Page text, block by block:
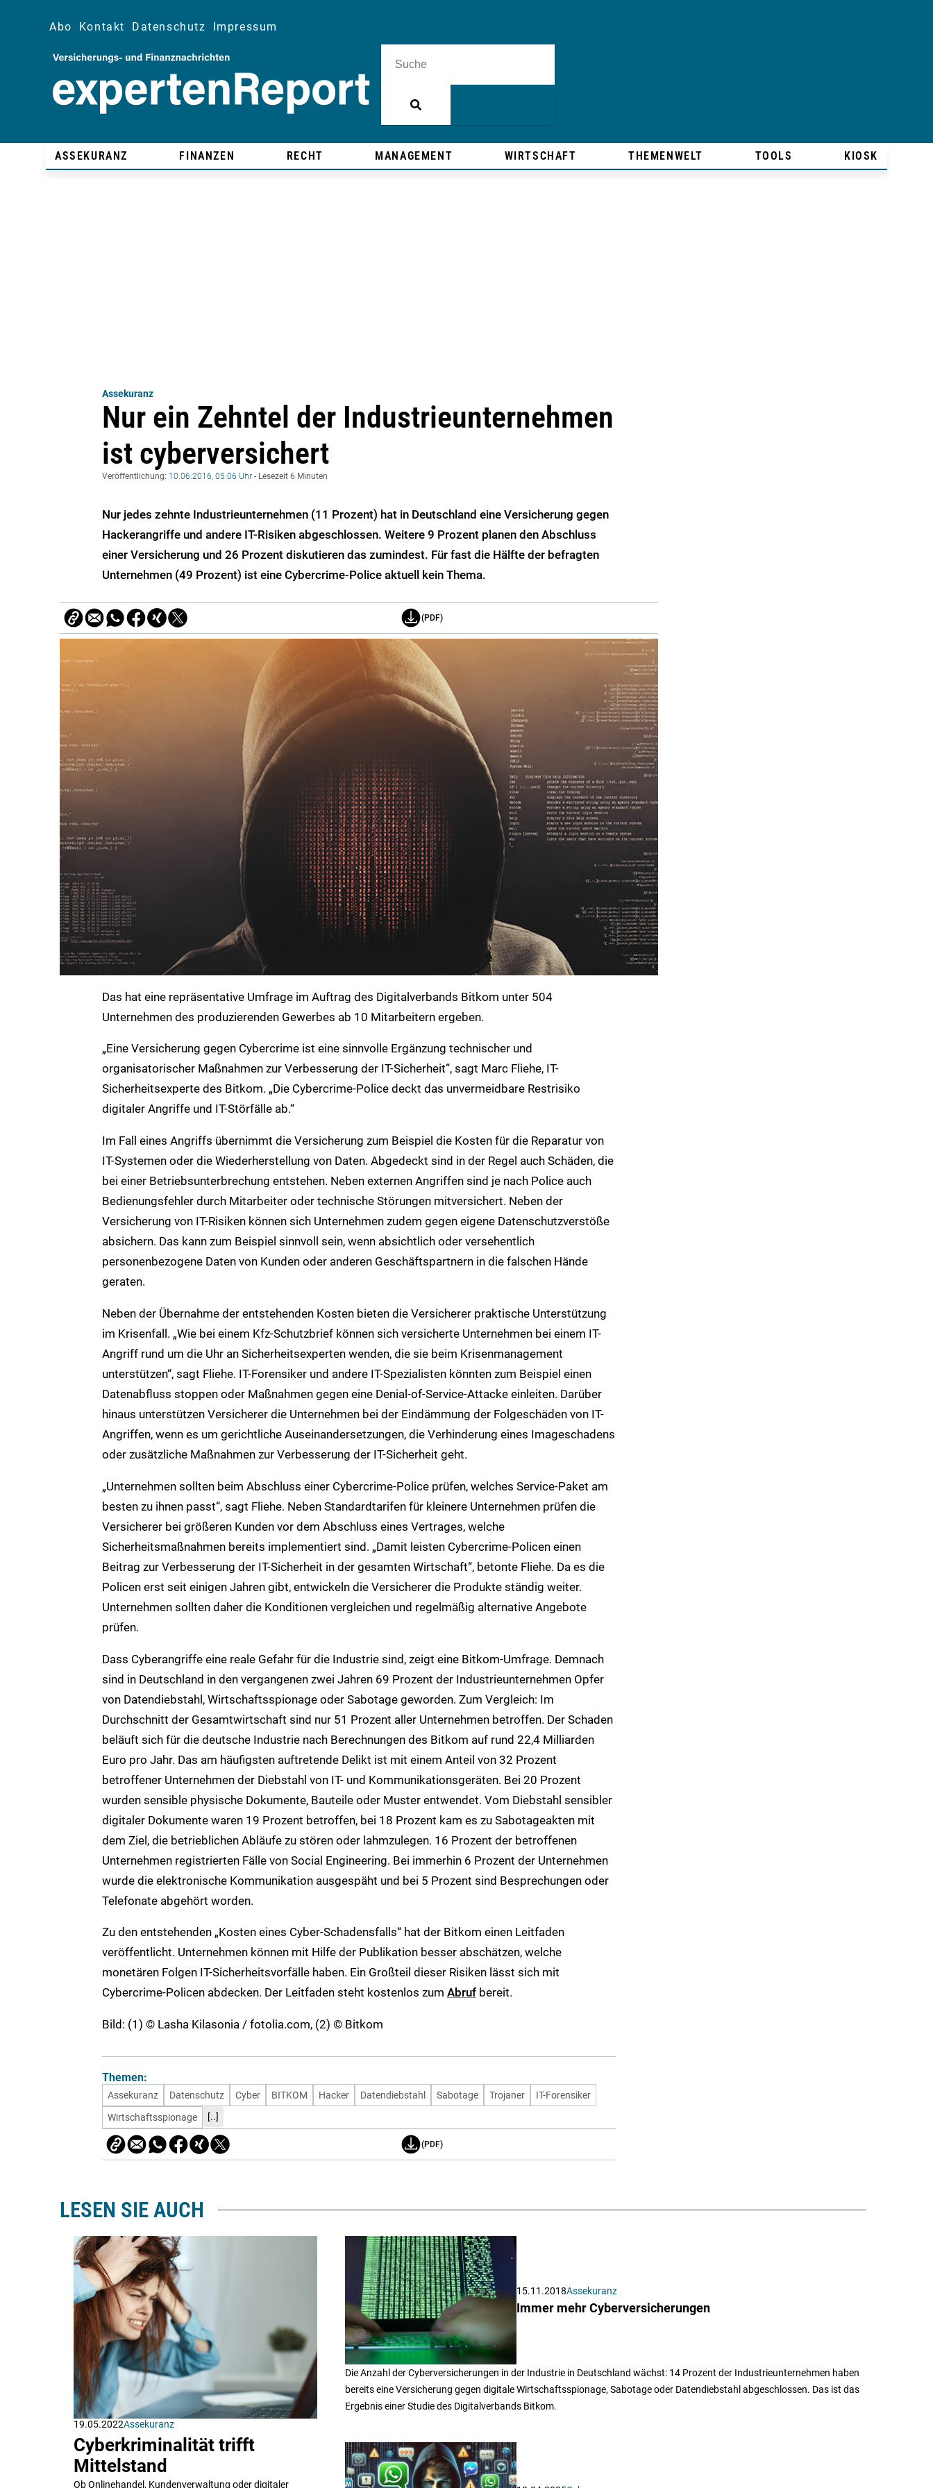
Abo Kontakt Datenschutz Impressum
ASSEKURANZ FINANZEN RECHT MANAGEMENT WIRTSCHAFT THEMENWELT TOOLS KIOSK
Assekuranz
Nur ein Zehntel der Industrieunternehmen
ist cyberversichert
Veröffentlichung: 10.06.2016, 05:06 Uhr - Lesezeit 6 Minuten
Nur jedes zehnte Industrieunternehmen (11 Prozent) hat in Deutschland eine Versicherung gegen
Hackerangriffe und andere IT-Risiken abgeschlossen. Weitere 9 Prozent planen den Abschluss
einer Versicherung und 26 Prozent diskutieren das zumindest. Für fast die Hälfte der befragten
Unternehmen (49 Prozent) ist eine Cybercrime-Police aktuell kein Thema.
(PDF)
Das hat eine repräsentative Umfrage im Auftrag des Digitalverbands Bitkom unter 504
Unternehmen des produzierenden Gewerbes ab 10 Mitarbeitern ergeben.
„Eine Versicherung gegen Cybercrime ist eine sinnvolle Ergänzung technischer und
organisatorischer Maßnahmen zur Verbesserung der IT-Sicherheit“, sagt Marc Fliehe, IT-
Sicherheitsexperte des Bitkom. „Die Cybercrime-Police deckt das unvermeidbare Restrisiko
digitaler Angriffe und IT-Störfälle ab.“
Im Fall eines Angriffs übernimmt die Versicherung zum Beispiel die Kosten für die Reparatur von
IT-Systemen oder die Wiederherstellung von Daten. Abgedeckt sind in der Regel auch Schäden, die
bei einer Betriebsunterbrechung entstehen. Neben externen Angriffen sind je nach Police auch
Bedienungsfehler durch Mitarbeiter oder technische Störungen mitversichert. Neben der
Versicherung von IT-Risiken können sich Unternehmen zudem gegen eigene Datenschutzverstöße
absichern. Das kann zum Beispiel sinnvoll sein, wenn absichtlich oder versehentlich
personenbezogene Daten von Kunden oder anderen Geschäftspartnern in die falschen Hände
geraten.
Neben der Übernahme der entstehenden Kosten bieten die Versicherer praktische Unterstützung
im Krisenfall. „Wie bei einem Kfz-Schutzbrief können sich versicherte Unternehmen bei einem IT-
Angriff rund um die Uhr an Sicherheitsexperten wenden, die sie beim Krisenmanagement
unterstützen“, sagt Fliehe. IT-Forensiker und andere IT-Spezialisten könnten zum Beispiel einen
Datenabfluss stoppen oder Maßnahmen gegen eine Denial-of-Service-Attacke einleiten. Darüber
hinaus unterstützen Versicherer die Unternehmen bei der Eindämmung der Folgeschäden von IT-
Angriffen, wenn es um gerichtliche Auseinandersetzungen, die Verhinderung eines Imageschadens
oder zusätzliche Maßnahmen zur Verbesserung der IT-Sicherheit geht.
„Unternehmen sollten beim Abschluss einer Cybercrime-Police prüfen, welches Service-Paket am
besten zu ihnen passt“, sagt Fliehe. Neben Standardtarifen für kleinere Unternehmen prüfen die
Versicherer bei größeren Kunden vor dem Abschluss eines Vertrages, welche
Sicherheitsmaßnahmen bereits implementiert sind. „Damit leisten Cybercrime-Policen einen
Beitrag zur Verbesserung der IT-Sicherheit in der gesamten Wirtschaft“, betonte Fliehe. Da es die
Policen erst seit einigen Jahren gibt, entwickeln die Versicherer die Produkte ständig weiter.
Unternehmen sollten daher die Konditionen vergleichen und regelmäßig alternative Angebote
prüfen.
Dass Cyberangriffe eine reale Gefahr für die Industrie sind, zeigt eine Bitkom-Umfrage. Demnach
sind in Deutschland in den vergangenen zwei Jahren 69 Prozent der Industrieunternehmen Opfer
von Datendiebstahl, Wirtschaftsspionage oder Sabotage geworden. Zum Vergleich: Im
Durchschnitt der Gesamtwirtschaft sind nur 51 Prozent aller Unternehmen betroffen. Der Schaden
beläuft sich für die deutsche Industrie nach Berechnungen des Bitkom auf rund 22,4 Milliarden
Euro pro Jahr. Das am häufigsten auftretende Delikt ist mit einem Anteil von 32 Prozent
betroffener Unternehmen der Diebstahl von IT- und Kommunikationsgeräten. Bei 20 Prozent
wurden sensible physische Dokumente, Bauteile oder Muster entwendet. Vom Diebstahl sensibler
digitaler Dokumente waren 19 Prozent betroffen, bei 18 Prozent kam es zu Sabotageakten mit
dem Ziel, die betrieblichen Abläufe zu stören oder lahmzulegen. 16 Prozent der betroffenen
Unternehmen registrierten Fälle von Social Engineering. Bei immerhin 6 Prozent der Unternehmen
wurde die elektronische Kommunikation ausgespäht und bei 5 Prozent sind Besprechungen oder
Telefonate abgehört worden.
Zu den entstehenden „Kosten eines Cyber-Schadensfalls“ hat der Bitkom einen Leitfaden
veröffentlicht. Unternehmen können mit Hilfe der Publikation besser abschätzen, welche
monetären Folgen IT-Sicherheitsvorfälle haben. Ein Großteil dieser Risiken lässt sich mit
Cybercrime-Policen abdecken. Der Leitfaden steht kostenlos zum Abruf bereit.
Bild: (1) © Lasha Kilasonia / fotolia.com, (2) © Bitkom
Themen:
Assekuranz Datenschutz Cyber BITKOM Hacker Datendiebstahl Sabotage Trojaner
IT-Forensiker
Wirtschaftsspionage
[..]
(PDF)
LESEN SIE AUCH
19.05.2022Assekuranz
Cyberkriminalität trifft
Mittelstand
Ob Onlinehandel, Kundenverwaltung oder digitaler
15.11.2018Assekuranz
Immer mehr Cyberversicherungen
Die Anzahl der Cyberversicherungen in der Industrie in Deutschland wächst: 14 Prozent der Industrieunternehmen haben
bereits eine Versicherung gegen digitale Wirtschaftsspionage, Sabotage oder Datendiebstahl abgeschlossen. Das ist das
Ergebnis einer Studie des Digitalverbands Bitkom.